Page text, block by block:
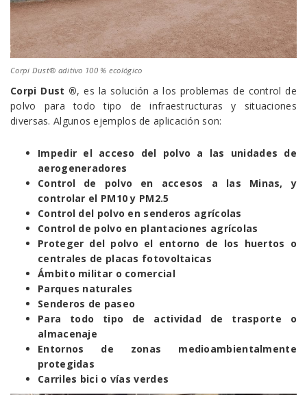
Corpi Dust® aditivo 100 % ecológico
Corpi Dust ®, es la solución a los problemas de control de
polvo para todo tipo de infraestructuras y situaciones
diversas. Algunos ejemplos de aplicación son:
Impedir el acceso del polvo a las unidades de
aerogeneradores
Control de polvo en accesos a las Minas, y
controlar el PM10 y PM2.5
Control del polvo en senderos agrícolas
Control de polvo en plantaciones agrícolas
Proteger del polvo el entorno de los huertos o
centrales de placas fotovoltaicas
Ámbito militar o comercial
Parques naturales
Senderos de paseo
Para todo tipo de actividad de trasporte o
almacenaje
Entornos de zonas medioambientalmente
protegidas
Carriles bici o vías verdes